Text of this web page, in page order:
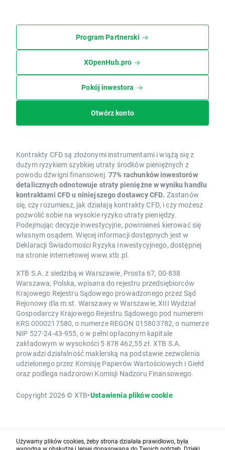
Program Partnerski
XOpenHub.pro
Pokój inwestora
Otwórz konto
Kontrakty CFD są złożonymi instrumentami i wiążą się z
dużym ryzykiem szybkiej utraty środków pieniężnych z
powodu dźwigni finansowej. 77% rachunków inwestorów
detalicznych odnotowuje straty pieniężne w wyniku handlu
kontraktami CFD u niniejszego dostawcy CFD. Zastanów
się, czy rozumiesz, jak działają kontrakty CFD, i czy możesz
pozwolić sobie na wysokie ryzyko utraty pieniędzy.
Podejmując decyzje inwestycyjne, powinieneś kierować się
własnym osądem. Więcej informacji dostępnych jest w
Deklaracji Świadomości Ryzyka Inwestycyjnego, dostępnej
na stronie internetowej www.xtb.pl.
XTB S.A. z siedzibą w Warszawie, Prosta 67, 00-838
Warszawa, Polska, wpisana do rejestru przedsiębiorców
Krajowego Rejestru Sądowego prowadzonego przez Sąd
Rejonowy dla m.st. Warszawy w Warszawie, XIII Wydział
Gospodarczy Krajowego Rejestru Sądowego pod numerem
KRS 0000217580, o numerze REGON 015803782, o numerze
NIP 527-24-43-955, o w pełni opłaconym kapitale
zakładowym w wysokości 5 878 462,55 zł. XTB S.A.
prowadzi działalność maklerską na podstawie zezwolenia
udzielonego przez Komisję Papierów Wartościowych i Giełd
oraz podlega nadzorowi Komisji Nadzoru Finansowego.
Copyright 2026 © XTB•Ustawienia plików cookie
Używamy plików cookies, żeby strona działała prawidłowo, była